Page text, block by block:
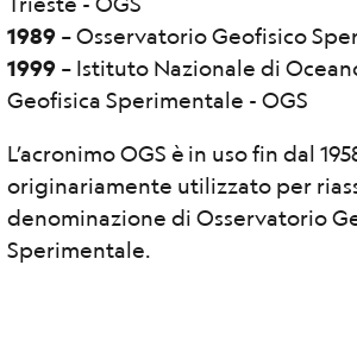
1989 – Osservatorio Geofisico
1999 – Istituto Nazionale di
Geofisica Sperimentale - OGS
L’acronimo OGS è in uso fin dal
originariamente utilizzato per
denominazione di Osservatorio
Sperimentale.